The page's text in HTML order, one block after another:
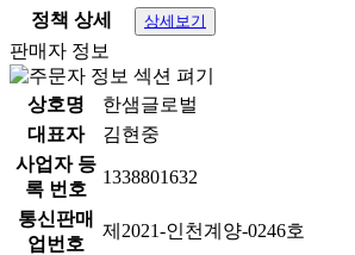
정책 상세
상세보기
판매자 정보
상호명
한샘글로벌
대표자
김현중
사업자 등
록 번호
1338801632
통신판매
업번호
제2021-인천계양-0246호